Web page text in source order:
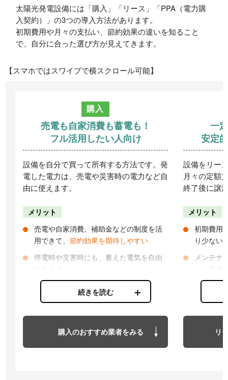
太陽光発電設備には「購入」「リース」「PPA（電力購
入契約）」の3つの導入方法があります。
初期費用や月々の支払い、節約効果の違いを知ること
で、自分に合った選び方が見えてきます。
【スマホではスワイプで横スクロール可能】
購入
売電も自家消費も蓄電も！
フル活用したい人向け
設備を自分で買って所有する方法です。発
電した電力は、売電や災害時の電力など自
由に使えます。
メリット
売電や自家消費、補助金などの制度を活
用できて、 節約効果を期待しやすい
停電時や災害時にも、蓄えた電気を自由
自分で情報を集めて、仕組みを理解して
おく必要がある
続きを読む
購入のおすすめ業者をみる
一
安定
設備をリー
月々の定額
終了後に譲
メリット
初期費用
り少ない
メンテナ
補助金や
取る場合
リ